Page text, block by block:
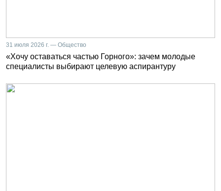
31 июля 2026 г. — Общество
«Хочу оставаться частью Горного»: зачем молодые
специалисты выбирают целевую аспирантуру